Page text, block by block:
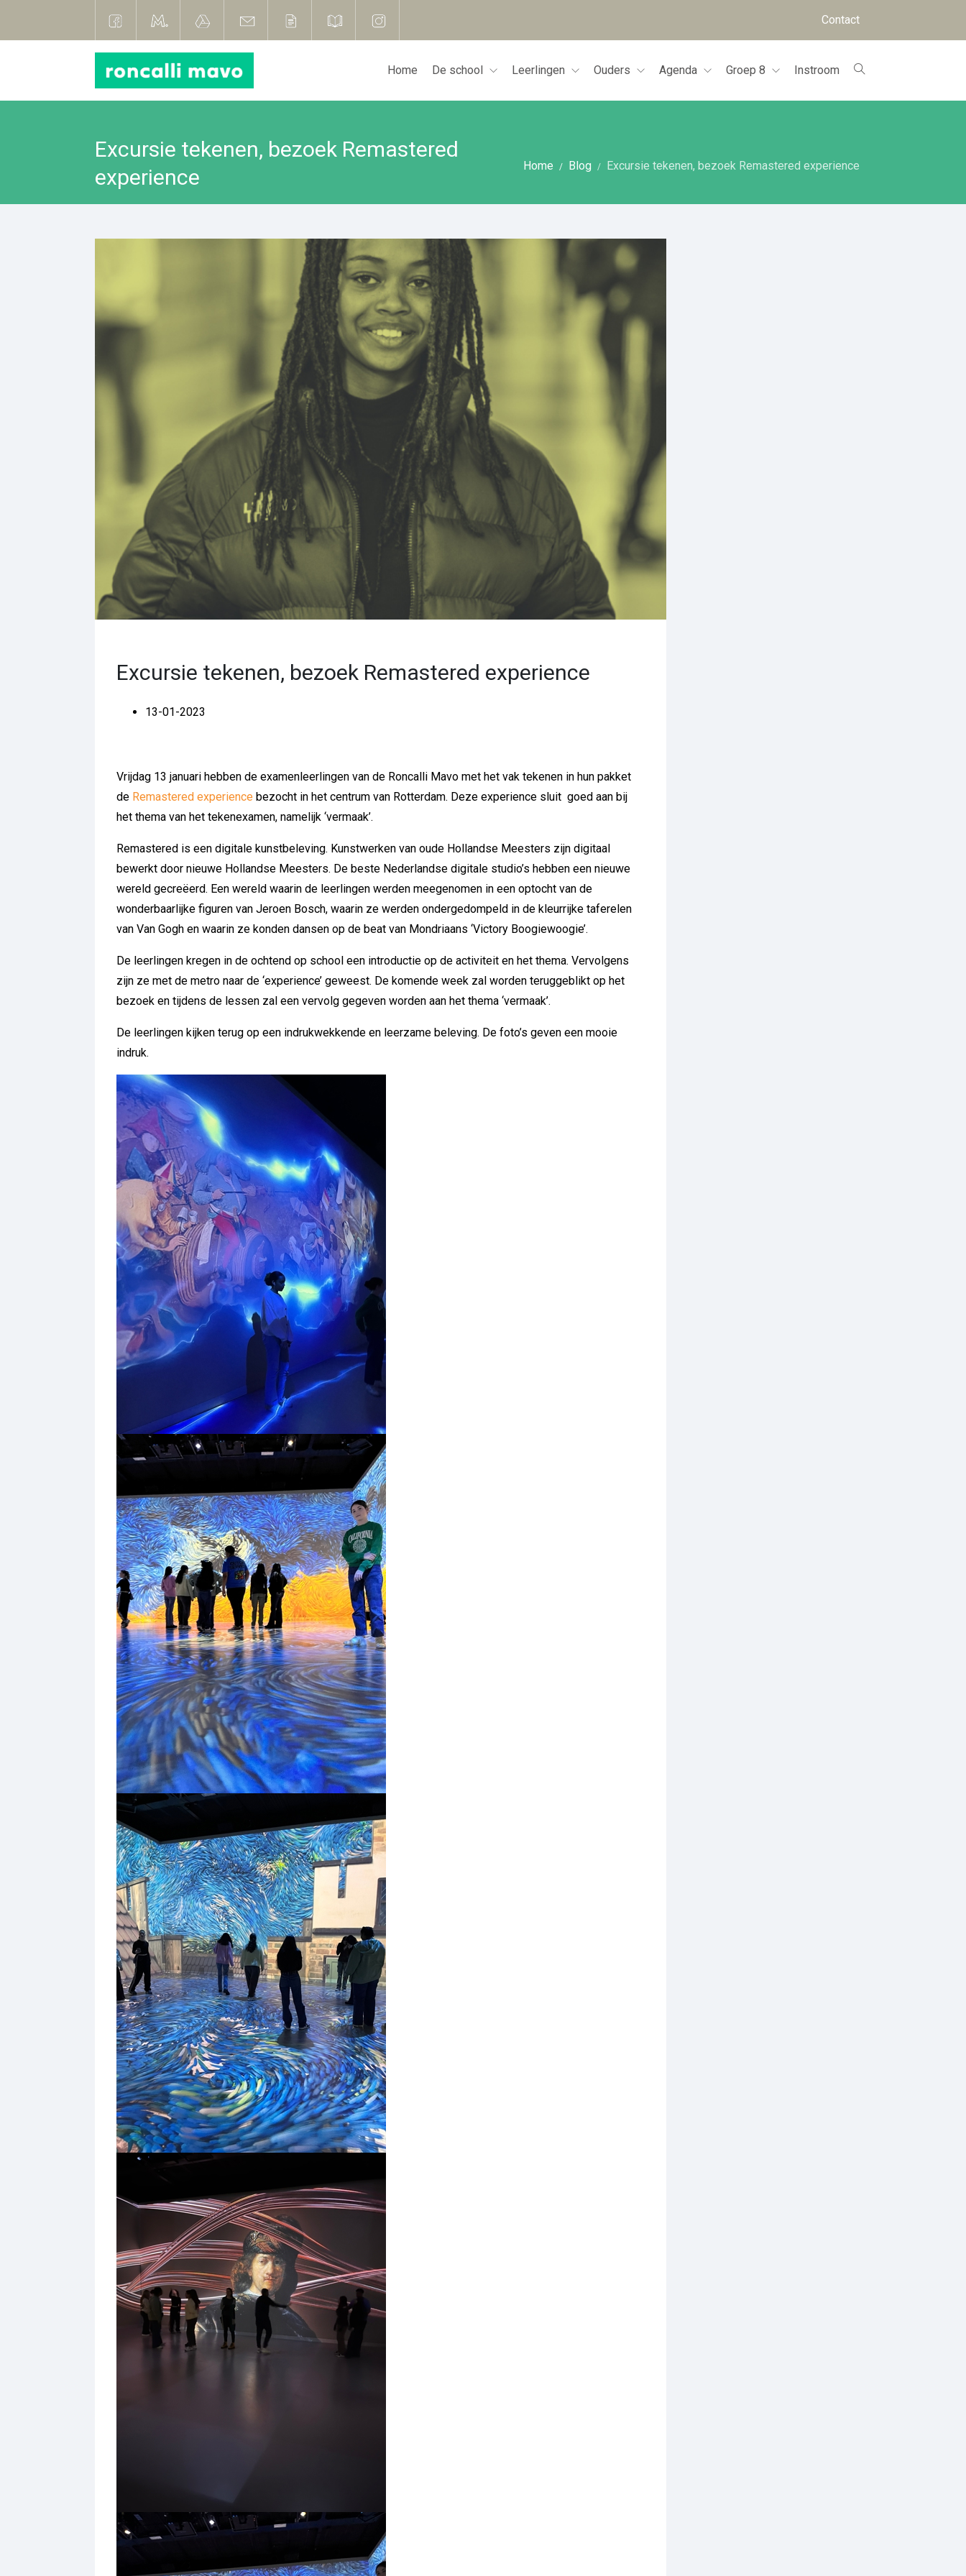
Contact
Home De school Leerlingen Ouders Agenda Groep 8 Instroom
Excursie tekenen, bezoek Remastered
experience
Home Blog Excursie tekenen, bezoek Remastered experience
Excursie tekenen, bezoek Remastered experience
13-01-2023
Vrijdag 13 januari hebben de examenleerlingen van de Roncalli Mavo met het vak tekenen in hun pakket
de Remastered experience bezocht in het centrum van Rotterdam. Deze experience sluit goed aan bij
het thema van het tekenexamen, namelijk ‘vermaak’.
Remastered is een digitale kunstbeleving. Kunstwerken van oude Hollandse Meesters zijn digitaal
bewerkt door nieuwe Hollandse Meesters. De beste Nederlandse digitale studio’s hebben een nieuwe
wereld gecreëerd. Een wereld waarin de leerlingen werden meegenomen in een optocht van de
wonderbaarlijke figuren van Jeroen Bosch, waarin ze werden ondergedompeld in de kleurrijke taferelen
van Van Gogh en waarin ze konden dansen op de beat van Mondriaans ‘Victory Boogiewoogie’.
De leerlingen kregen in de ochtend op school een introductie op de activiteit en het thema. Vervolgens
zijn ze met de metro naar de ‘experience’ geweest. De komende week zal worden teruggeblikt op het
bezoek en tijdens de lessen zal een vervolg gegeven worden aan het thema ‘vermaak’.
De leerlingen kijken terug op een indrukwekkende en leerzame beleving. De foto’s geven een mooie
indruk.